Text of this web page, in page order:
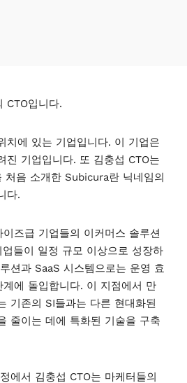
CTO입니다.
치에 있는 기업입니다. 이 기업은
진 기업입니다. 또 김충섭 CTO는
처음 소개한 Subicura란 닉네임의
다.
즈급 기업들의 이커머스 솔루션
들이 일정 규모 이상으로 성장하
션과 SaaS 시스템으로는 운영 효
에 돌입합니다. 이 지점에서 만
기존의 SI들과는 다른 현대화된
줄이는 데에 특화된 기술을 구축
에서 김충섭 CTO는 마케터들의